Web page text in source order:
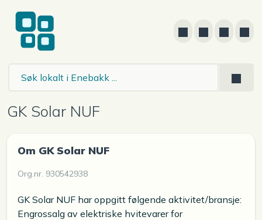
GK Solar NUF
Om GK Solar NUF
Org.nr. 930542938
GK Solar NUF har oppgitt følgende aktivitet/bransje:
Engrossalg av elektriske hvitevarer for